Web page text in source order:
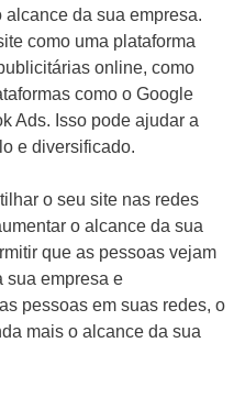
alcance da sua empresa.
como uma plataforma
online, como
como o Google
Ads. Isso pode ajudar a
e diversificado.
o seu site nas redes
o alcance da sua
que as pessoas vejam
sua empresa e
pessoas em suas redes, o
mais o alcance da sua